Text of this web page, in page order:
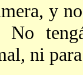
y
No
ni